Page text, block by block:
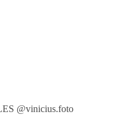
@vinicius.foto